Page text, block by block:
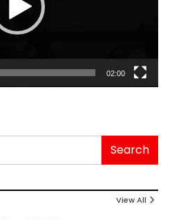
02:00
Search
View All